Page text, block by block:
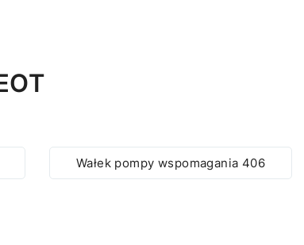
Wałek pompy wspomagania 406